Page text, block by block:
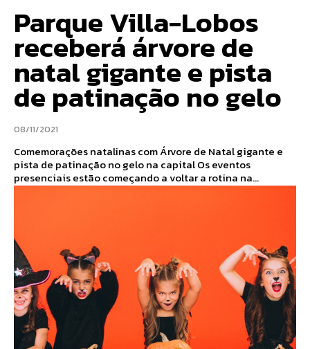
Parque Villa-Lobos
receberá árvore de
natal gigante e pista
de patinação no gelo
08/11/2021
Comemorações natalinas com Árvore de Natal gigante e
pista de patinação no gelo na capital Os eventos
presenciais estão começando a voltar a rotina na...